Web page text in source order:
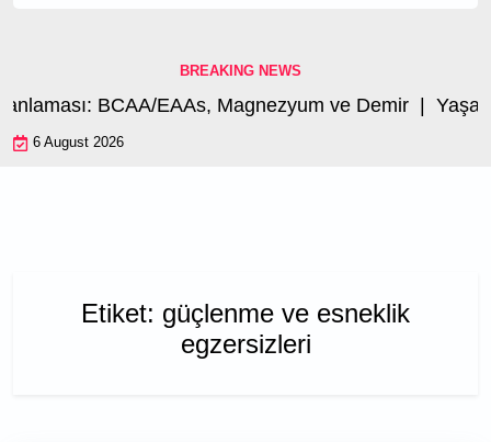
BREAKING NEWS
BCAA/EAAs, Magnezyum ve Demir | Yaşa
6 August 2026
Etiket: güçlenme ve esneklik
egzersizleri